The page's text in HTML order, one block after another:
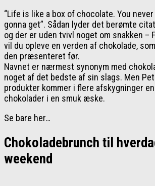
“Life is like a box of chocolate. You never
gonna get”. Sådan lyder det berømte
og der er uden tvivl noget om snakken –
vil du opleve en verden af chokolade,
den præsenteret før.
Navnet er nærmest synonym med
noget af det bedste af sin slags. Men
produkter kommer i flere afskygninger
chokolader i en smuk æske.
Se bare her…
Chokoladebrunch til
weekend